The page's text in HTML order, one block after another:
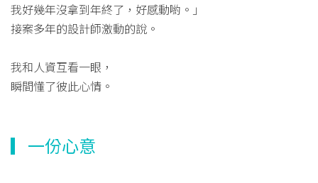
我好幾年沒拿到年終了，好感動喲。」
接案多年的設計師激動的說。
我和人資互看一眼，
瞬間懂了彼此心情。
▎一份心意